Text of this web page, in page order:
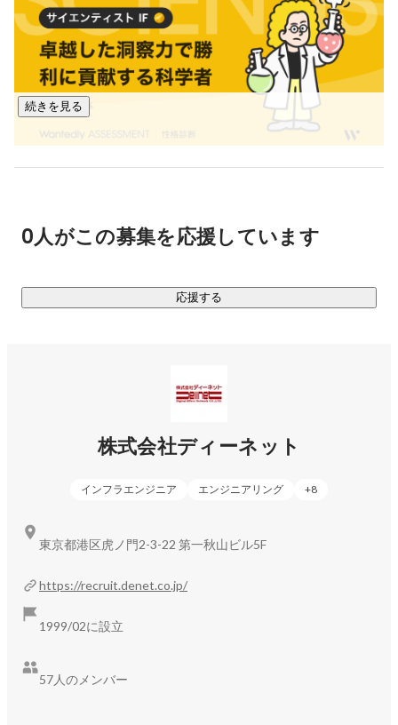
▍私たちの強み
・AWSアドバンストティアパートナーへ昇格
トレーニングと認証を受けた強力なチームを抱え、顧客体験
の面でも実績あるパートナーに与えられるこの称号。当社で
は2021年に昇格し、エンジニア・営業チームともにAWS認定
資格を90以上取得しています。
く正確に対応できることが私たちの強みです。特に運用管理
の部分では、24時間365日有人で担当しており、お客様から
デジタル化が進むにつれて、企業が成長戦略を描くために必
へとお届けし、事業成功のためのサポートをしてまいりま
続きを見る
0人がこの募集を応援しています
応援する
株式会社ディーネット
インフラエンジニア エンジニアリング +8
https://recruit.denet.co.jp/
1999/02に設立
57人のメンバー
東京都港区虎ノ門2-3-22 第一秋山ビル5F